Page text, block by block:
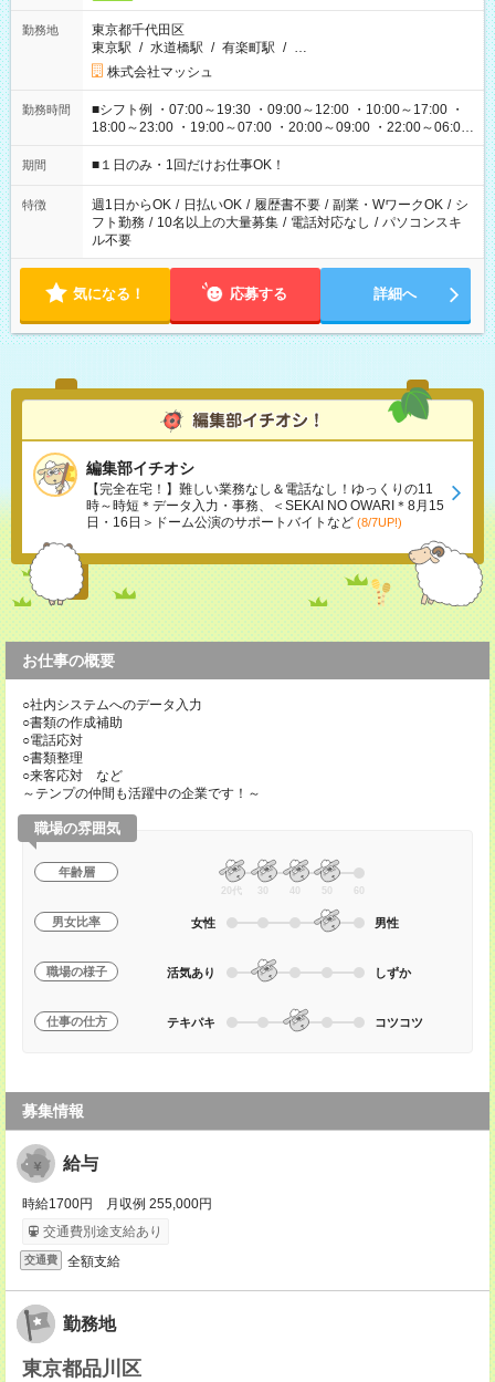
勤務地
東京都千代田区
東京駅 / 水道橋駅 / 有楽町駅 / …
株式会社マッシュ
勤務時間
■シフト例 ・07:00～19:30 ・09:00～12:00 ・10:00～17:00 ・
18:00～23:00 ・19:00～07:00 ・20:00～09:00 ・22:00～06:00
etc ★最短で3時間で5,120円のお仕事から 15時間で2万円近く稼
げるお仕事も！ ご希望のお時間に合わせてご紹介！ ※シフトは
ください！
期間 ■１日のみ・1回だけお仕事OK！
特徴 週1日からOK / 日払いOK / 履歴書不要 / 副業・WワークOK / シ
フト勤務 / 10名以上の大量募集 / 電話対応なし / パソコンスキ
ル不要
気になる！ 応募する 詳細へ
編集部イチオシ
【完全在宅！】難しい業務なし＆電話なし！ゆっくりの11
時～時短＊データ入力・事務、＜SEKAI NO OWARI＊8月15
日・16日＞ドーム公演のサポートバイトなど (8/7UP!)
お仕事の概要
○社内システムへのデータ入力
○書類の作成補助
○電話応対
○書類整理
○来客応対 など
～テンプの仲間も活躍中の企業です！～
職場の雰囲気
年齢層
20代 30 40 50 60
男女比率 女性 男性
職場の様子 活気あり しずか
仕事の仕方 テキパキ コツコツ
募集情報
給与
時給1700円 月収例 255,000円
交通費別途支給あり
交通費 全額支給
勤務地
東京都品川区